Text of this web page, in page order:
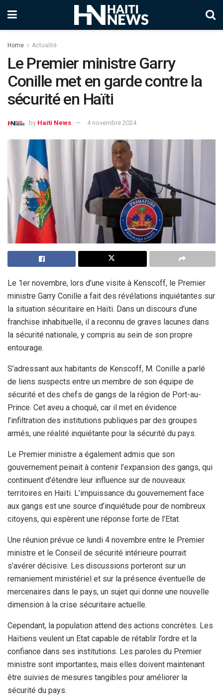
Home Actualité
Le Premier ministre Garry
Conille met en garde contre la
sécurité en Haïti
by Haiti News 4 novembre 2024
Le 1er novembre, lors d’une visite à Kenscoff, le Premier
ministre Garry Conille a fait des révélations inquiétantes sur
la situation sécuritaire en Haïti. Dans un discours d’une
franchise inhabituelle, il a reconnu de graves lacunes dans
la sécurité nationale, y compris au sein de son propre
entourage.
S’adressant aux habitants de Kenscoff, M. Conille a parlé
de liens suspects entre un membre de son équipe de
sécurité et des chefs de gangs de la région de Port-au-
Prince. Cet aveu a choqué, car il met en évidence
l’infiltration des institutions publiques par des groupes
armés, une réalité inquiétante pour la sécurité du pays.
Le Premier ministre a également admis que son
gouvernement peinait à contenir l’expansion des gangs, qui
continuent d’étendre leur influence sur de nouveaux
territoires en Haïti. L’impuissance du gouvernement face
aux gangs est une source d’inquiétude pour de nombreux
citoyens, qui espèrent une réponse forte de l’Etat.
Une réunion prévue ce lundi 4 novembre entre le Premier
ministre et le Conseil de sécurité intérieure pourrait
s’avérer décisive. Les discussions porteront sur un
remaniement ministériel et sur la présence éventuelle de
mercenaires dans le pays, un sujet qui donne une nouvelle
dimension à la crise sécuritaire actuelle.
Cependant, la population attend des actions concrètes. Les
Haïtiens veulent un Etat capable de rétablir l’ordre et la
confiance dans ses institutions. Les paroles du Premier
ministre sont importantes, mais elles doivent maintenant
être suivies de mesures tangibles pour améliorer la
sécurité du pays.